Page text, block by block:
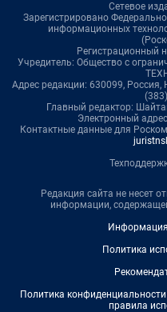
Сетевое
Зарегистрировано
информационных
Регистрационный
Учредитель: Общество с
Адрес редакции: 630099, Россия,
Главный редактор:
Электронный
Контактные данные для
Редакция сайта не несет
информации,
Политика
Политика
правила